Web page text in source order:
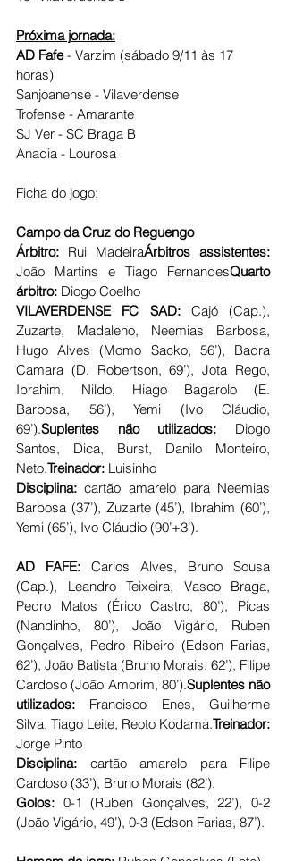
Próxima jornada:
AD Fafe - Varzim (sábado 9/11 às 17
horas)
Sanjoanense - Vilaverdense
Trofense - Amarante
SJ Ver - SC Braga B
Anadia - Lourosa
Ficha do jogo:
Campo da Cruz do Reguengo
Árbitro: Rui MadeiraÁrbitros assistentes:
João Martins e Tiago FernandesQuarto
árbitro: Diogo Coelho
VILAVERDENSE FC SAD: Cajó (Cap.),
Zuzarte, Madaleno, Neemias Barbosa,
Hugo Alves (Momo Sacko, 56’), Badra
Camara (D. Robertson, 69’), Jota Rego,
Ibrahim, Nildo, Hiago Bagarolo (E.
Barbosa, 56’), Yemi (Ivo Cláudio,
69’).Suplentes não utilizados: Diogo
Santos, Dica, Burst, Danilo Monteiro,
Neto.Treinador: Luisinho
Disciplina: cartão amarelo para Neemias
Barbosa (37’), Zuzarte (45’), Ibrahim (60’),
Yemi (65’), Ivo Cláudio (90’+3’).
AD FAFE: Carlos Alves, Bruno Sousa
(Cap.), Leandro Teixeira, Vasco Braga,
Pedro Matos (Érico Castro, 80’), Picas
(Nandinho, 80’), João Vigário, Ruben
Gonçalves, Pedro Ribeiro (Edson Farias,
62’), João Batista (Bruno Morais, 62’), Filipe
Cardoso (João Amorim, 80’).Suplentes não
utilizados: Francisco Enes, Guilherme
Silva, Tiago Leite, Reoto Kodama.
Jorge Pinto
Disciplina: cartão amarelo para Filipe
Cardoso (33’), Bruno Morais (82’).
Golos: 0-1 (Ruben Gonçalves, 22’), 0-2
(João Vigário, 49’), 0-3 (Edson Farias, 87’).